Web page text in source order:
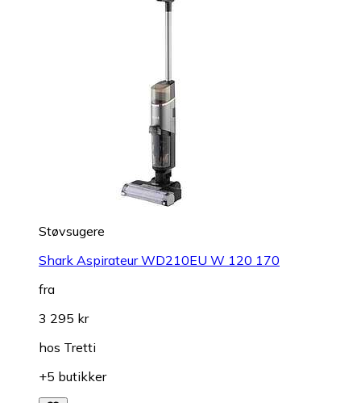
Støvsugere
Shark Aspirateur WD210EU W 120 170
fra
3 295 kr
hos Tretti
+5 butikker